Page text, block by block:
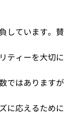
しています。
ィーを大切
はあります
応えるために